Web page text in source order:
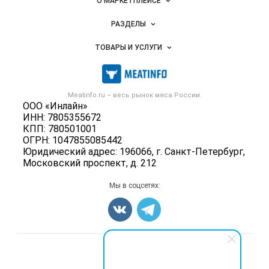
Meatinfo.ru – весь рынок мяса России.
ООО «Инлайн»
ИНН: 7805355672
КПП: 780501001
ОГРН: 1047855085442
Юридический адрес: 196066, г. Санкт-Петербург,
Московский проспект, д. 212
Новости Meatinfo.ru
Размещение рекламы
Публичная оферта
Контактная информация
Политика обработки персональных данных
РАЗДЕЛЫ
Объявления
Новости рынка
Мониторинг
Вакансии
ТОВАРЫ И УСЛУГИ
Мясо, мясопродукты
Скот в живом весе
Колбасы, сосиски, деликатесы
Мясные полуфабрикаты
Мясные снеки
Яйца
Карта объявлений
Мы в соцсетях: